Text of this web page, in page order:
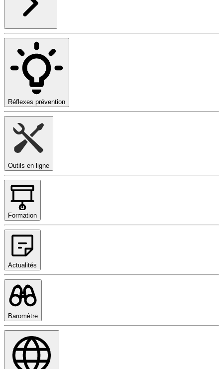
Réflexes prévention
Outils en ligne
Formation
Actualités
Baromètre